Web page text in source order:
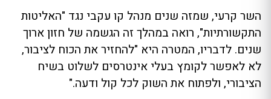
השר קרעי, שמזה שנים מנהל קו עקבי נגד "האליטות
התקשורתיות", רואה במהלך זה הגשמה של חזון ארוך
שנים. לדבריו, המטרה היא "להחזיר את הכוח לציבור,
לא לאפשר לקומץ בעלי אינטרסים לשלוט בשיח
הציבורי, ולפתוח את השוק לכל קול ודעה."